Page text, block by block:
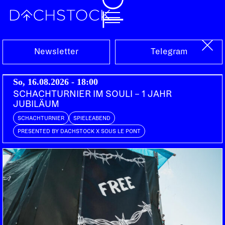
Mi, 25.11.2015
Newsletter Telegram
So, 16.08.2026 - 18:00
SCHACHTURNIER IM SOULI – 1 JAHR
JUBILÄUM
SCHACHTURNIER SPIELEABEND
PRESENTED BY DACHSTOCK X SOUS LE PONT